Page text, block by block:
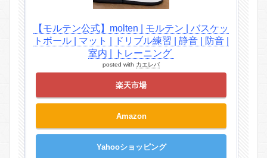
【モルテン公式】molten | モルテン | バスケッ
トボール | マット | ドリブル練習 | 静音 | 防音 |
室内 | トレーニング
posted with カエレバ
楽天市場
Amazon
Yahooショッピング